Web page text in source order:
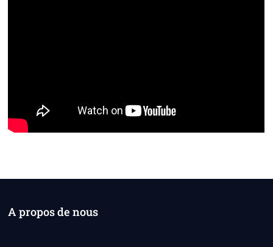
A propos de nous